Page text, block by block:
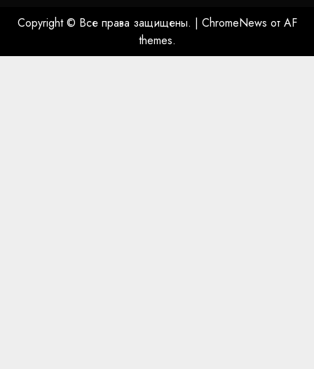
Copyright © Все права защищены. | ChromeNews от AF
themes.